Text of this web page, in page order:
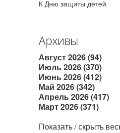
К Дню защиты детей
Архивы
Август 2026 (94)
Июль 2026 (370)
Июнь 2026 (412)
Май 2026 (342)
Апрель 2026 (417)
Март 2026 (371)
Показать / скрыть